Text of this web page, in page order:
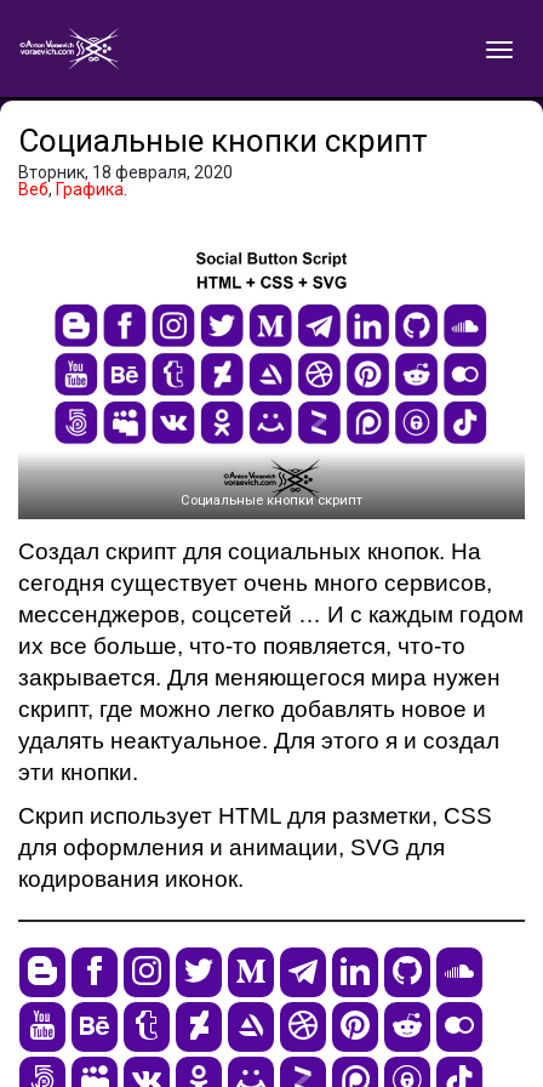
Социальные кнопки скрипт
Вторник, 18 февраля, 2020
Веб, Графика
Социальные кнопки скрипт
Создал скрипт для социальных кнопок. На
сегодня существует очень много сервисов,
мессенджеров, соцсетей … И с каждым годом
их все больше, что-то появляется, что-то
закрывается. Для меняющегося мира нужен
скрипт, где можно легко добавлять новое и
удалять неактуальное. Для этого я и создал
эти кнопки.
Скрип использует HTML для разметки, CSS
для оформления и анимации, SVG для
кодирования иконок.